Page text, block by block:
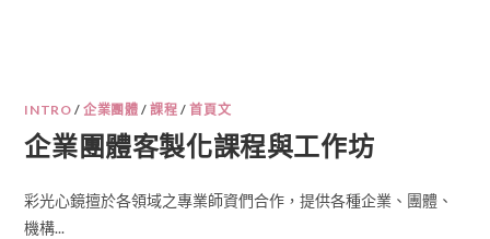
INTRO /企業團體 /課程 /首頁文
企業團體客製化課程與工作坊
彩光心鏡擅於各領域之專業師資們合作，提供各種企業、團體、
機構...